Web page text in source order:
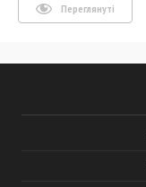
Переглянуті